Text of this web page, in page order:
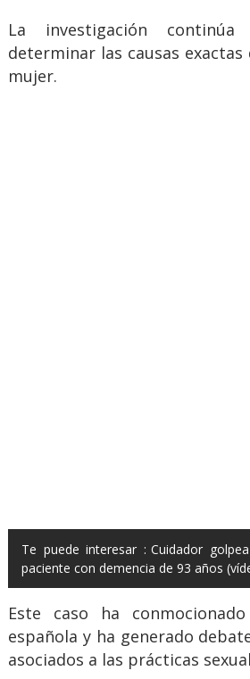
La investigación
determinar las causas
mujer.
Te puede interesar : Cuidador
paciente con demencia de 93 años
Este caso ha
española y ha generado
asociados a las prácticas